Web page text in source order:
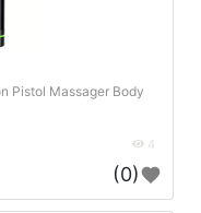
Pistol Massager Body
4
(0)